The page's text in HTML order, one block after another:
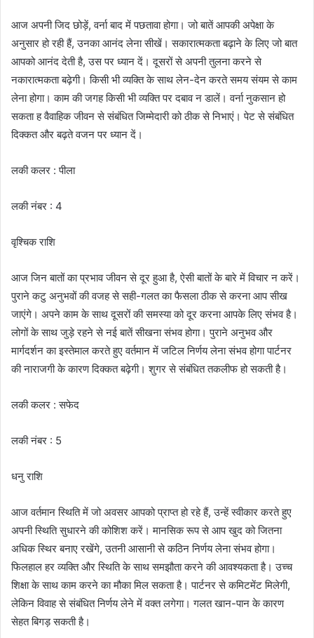
आज अपनी जिद छोड़ें, वर्ना बाद में पछतावा होगा। जो बातें आपकी अपेक्षा के
अनुसार हो रही हैं, उनका आनंद लेना सीखें। सकारात्मकता बढ़ाने के लिए जो बात
आपको आनंद देती है, उस पर ध्यान दें। दूसरों से अपनी तुलना करने से
नकारात्मकता बढ़ेगी। किसी भी व्यक्ति के साथ लेन-देन करते समय संयम से काम
लेना होगा। काम की जगह किसी भी व्यक्ति पर दबाव न डालें। वर्ना नुकसान हो
सकता ह वैवाहिक जीवन से संबंधित जिम्मेदारी को ठीक से निभाएं। पेट से संबंधित
दिक्कत और बढ़ते वजन पर ध्यान दें।
लकी कलर : पीला
लकी नंबर : 4
वृश्चिक राशि
आज जिन बातों का प्रभाव जीवन से दूर हुआ है, ऐसी बातों के बारे में विचार न करें।
पुराने कटु अनुभवों की वजह से सही-गलत का फैसला ठीक से करना आप सीख
जाएंगे। अपने काम के साथ दूसरों की समस्या को दूर करना आपके लिए संभव है।
लोगों के साथ जुड़े रहने से नई बातें सीखना संभव होगा। पुराने अनुभव और
मार्गदर्शन का इस्तेमाल करते हुए वर्तमान में जटिल निर्णय लेना संभव होगा पार्टनर
की नाराजगी के कारण दिक्कत बढ़ेगी। शुगर से संबंधित तकलीफ हो सकती है।
लकी कलर : सफेद
लकी नंबर : 5
धनु राशि
आज वर्तमान स्थिति में जो अवसर आपको प्राप्त हो रहे हैं, उन्हें स्वीकार करते हुए
अपनी स्थिति सुधारने की कोशिश करें। मानसिक रूप से आप खुद को जितना
अधिक स्थिर बनाए रखेंगे, उतनी आसानी से कठिन निर्णय लेना संभव होगा।
फिलहाल हर व्यक्ति और स्थिति के साथ समझौता करने की आवश्यकता है। उच्च
शिक्षा के साथ काम करने का मौका मिल सकता है। पार्टनर से कमिटमेंट मिलेगी,
लेकिन विवाह से संबंधित निर्णय लेने में वक्त लगेगा। गलत खान-पान के कारण
सेहत बिगड़ सकती है।